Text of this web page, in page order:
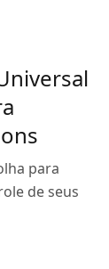
para
de seus